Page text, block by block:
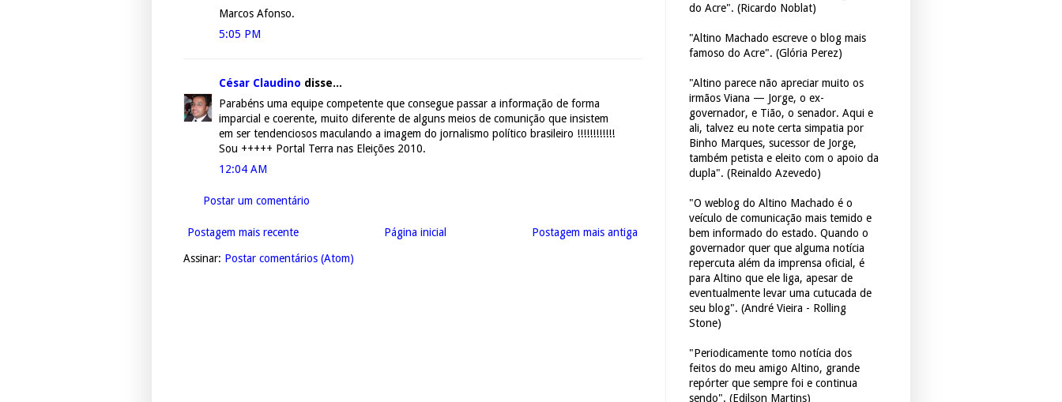
Marcos Afonso.
5:05 PM
César Claudino disse...
Parabéns uma equipe competente que consegue passar a informação de forma
imparcial e coerente, muito diferente de alguns meios de comunição que insistem
em ser tendenciosos maculando a imagem do jornalismo político brasileiro !!!!!!!!!!!!
Sou +++++ Portal Terra nas Eleições 2010.
12:04 AM
Postar um comentário
Postagem mais recente Postagem mais antiga
Página inicial
Assinar: Postar comentários (Atom)
do Acre". (Ricardo Noblat)
"Altino Machado escreve o blog mais
famoso do Acre". (Glória Perez)
"Altino parece não apreciar muito os
irmãos Viana — Jorge, o ex-
governador, e Tião, o senador. Aqui e
ali, talvez eu note certa simpatia por
Binho Marques, sucessor de Jorge,
também petista e eleito com o apoio da
dupla". (Reinaldo Azevedo)
"O weblog do Altino Machado é o
veículo de comunicação mais temido e
bem informado do estado. Quando o
governador quer que alguma notícia
repercuta além da imprensa oficial, é
para Altino que ele liga, apesar de
eventualmente levar uma cutucada de
seu blog". (André Vieira - Rolling
Stone)
"Periodicamente tomo notícia dos
feitos do meu amigo Altino, grande
repórter que sempre foi e continua
sendo". (Edilson Martins)